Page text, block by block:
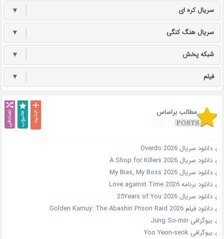
سریال کره ای ▼
سریال هنگ کنگی ▼
شبکه پخش ▼
فیلم ▼
مطالب براساس
دانلود سریال Overdo 2026
دانلود سریال A Shop for Killers 2026
دانلود سریال My Bias, My Boss 2026
دانلود برنامه Love against Time 2026
دانلود سریال 25Years of You 2026
دانلود فیلم Golden Kamuy: The Abashiri Prison Raid 2026
بیوگرافی Jung So-min
بیوگرافی Yoo Yeon-seok